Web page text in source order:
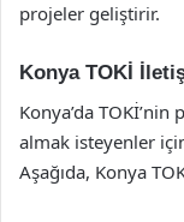
projeler geliştirir.
Konya TOKİ
Konya’da
almak isteyenler
Aşağıda, Konya